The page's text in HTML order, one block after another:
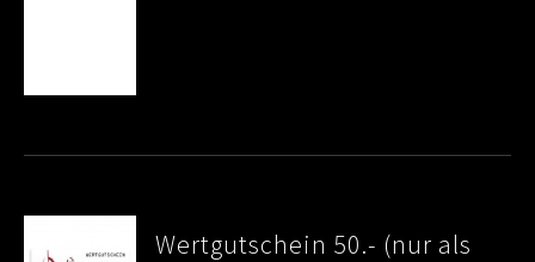
Wertgutschein 50.- (nur als